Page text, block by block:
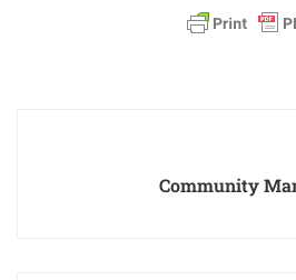
Community